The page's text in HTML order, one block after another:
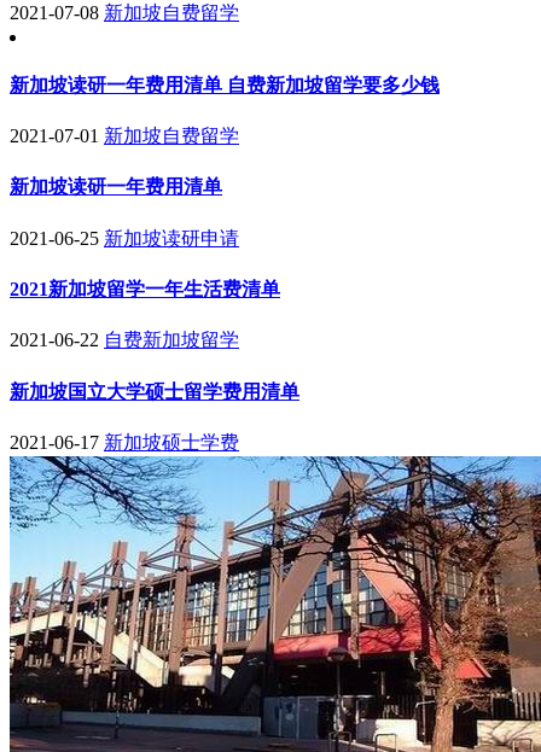
2021-07-08 新加坡自费留学
新加坡读研一年费用清单 自费新加坡留学要多少钱
2021-07-01 新加坡自费留学
新加坡读研一年费用清单
2021-06-25 新加坡读研申请
2021新加坡留学一年生活费清单
2021-06-22 自费新加坡留学
新加坡国立大学硕士留学费用清单
2021-06-17 新加坡硕士学费